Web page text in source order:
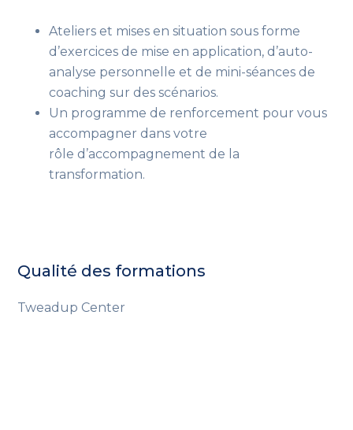
Ateliers et mises en situation sous forme
d’exercices de mise en application, d’auto-
analyse personnelle et de mini-séances de
coaching sur des scénarios.
Un programme de renforcement pour vous
accompagner dans votre
rôle d’accompagnement de la
transformation.
Qualité des formations
Tweadup Center